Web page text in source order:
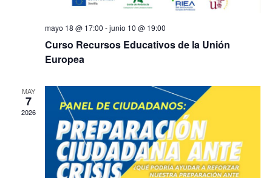
mayo 18 @ 17:00 -junio 10 @ 19:00
Curso Recursos Educativos de la Unión
Europea
MAY
7
2026